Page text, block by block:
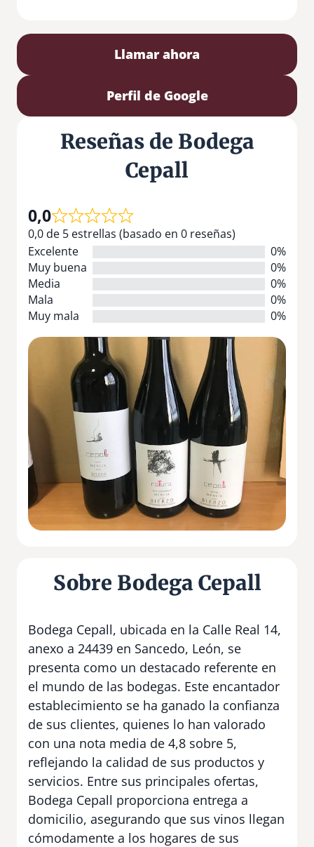
Llamar ahora
Perfil de Google
Reseñas de Bodega
Cepall
0,0
0,0 de 5 estrellas (basado en 0 reseñas)
Excelente
0%
Muy buena
0%
Media
0%
Mala
0%
Muy mala
0%
Sobre Bodega Cepall
Bodega Cepall, ubicada en la Calle Real 14,
anexo a 24439 en Sancedo, León, se
presenta como un destacado referente en
el mundo de las bodegas. Este encantador
establecimiento se ha ganado la confianza
de sus clientes, quienes lo han valorado
con una nota media de 4,8 sobre 5,
reflejando la calidad de sus productos y
servicios. Entre sus principales ofertas,
Bodega Cepall proporciona entrega a
domicilio, asegurando que sus vinos llegan
cómodamente a los hogares de sus